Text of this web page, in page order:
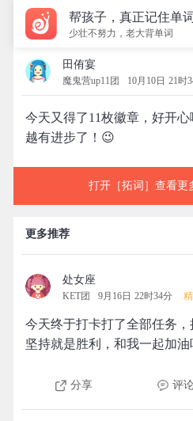
帮孩子，真正记住单词
少壮不努力，老大背单词
田侑宴
魔鬼营up11团 10月10日 21时
今天又得了11枚徽章，好开
越有进步了！😉
打开［拓词］查看更
更多推荐
处女座
KET团 9月16日 22时34分
今天终于打卡打了全部任务
坚持就是胜利，和我一起加
分享 评